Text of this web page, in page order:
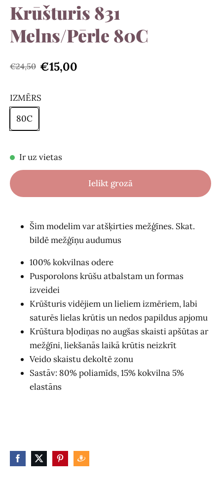
Krūšturis 831
Melns/Pērle 80C
€24,50 €15,00
IZMĒRS
80C
Ir uz vietas
Ielikt grozā
Šim modelim var atšķirties mežģīnes. Skat.
bildē mežģīņu audumus
100% kokvilnas odere
Pusporolons krūšu atbalstam un formas
izveidei
Krūšturis vidējiem un lieliem izmēriem, labi
saturēs lielas krūtis un nedos papildus apjomu
Krūštura bļodiņas no augšas skaisti apšūtas ar
mežģīni, liekšanās laikā krūtis neizkrīt
Veido skaistu dekoltē zonu
Sastāv: 80% poliamīds, 15% kokvilna 5%
elastāns